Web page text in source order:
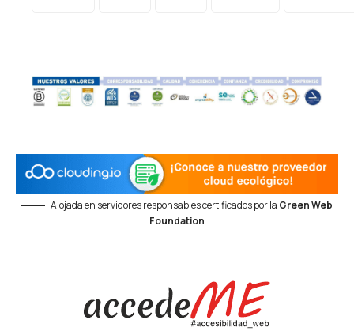
Alojada en servidores responsables certificados por la Green Web
Foundation